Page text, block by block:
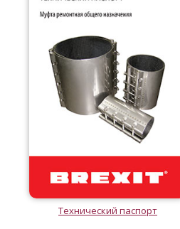
Технический паспорт